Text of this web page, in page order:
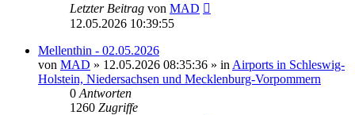
Letzter Beitrag von MAD
12.05.2026 10:39:55
Mellenthin - 02.05.2026
von MAD » 12.05.2026 08:35:36 » in Airports in Schleswig-
Holstein, Niedersachsen und Mecklenburg-Vorpommern
0 Antworten
1260 Zugriffe